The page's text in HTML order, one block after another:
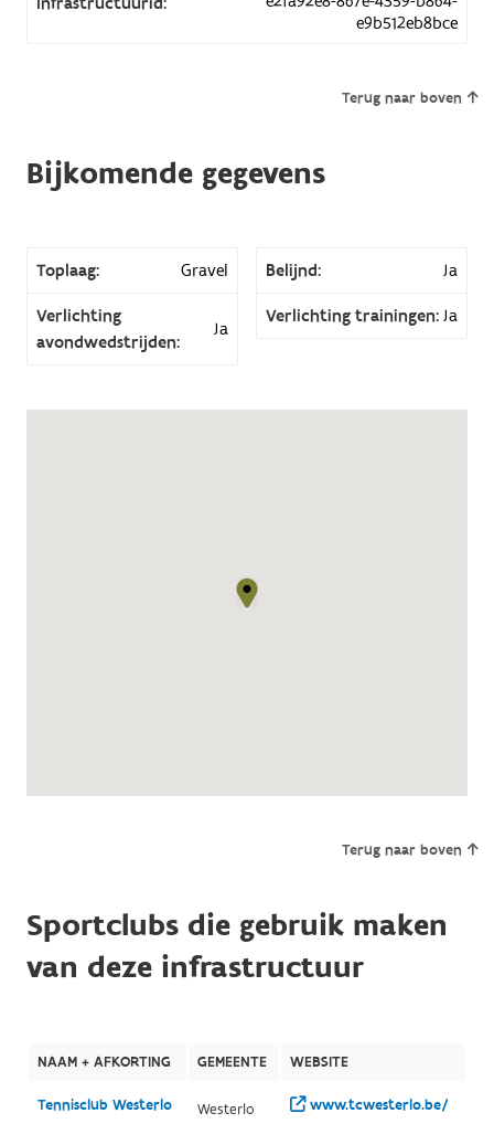
e9b512eb8bce
Terug naar boven
Bijkomende gegevens
Toplaag: Gravel Belijnd: Ja
Verlichting
avondwedstrijden:
Ja
Verlichting trainingen: Ja
Terug naar boven
Sportclubs die gebruik maken
van deze infrastructuur
NAAM + AFKORTING GEMEENTE WEBSITE
Tennisclub Westerlo Westerlo www.tcwesterlo.be/